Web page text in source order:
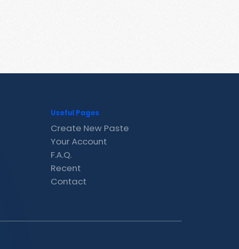
Useful Pages
Create New Paste
Your Account
F.A.Q.
Recent
Contact